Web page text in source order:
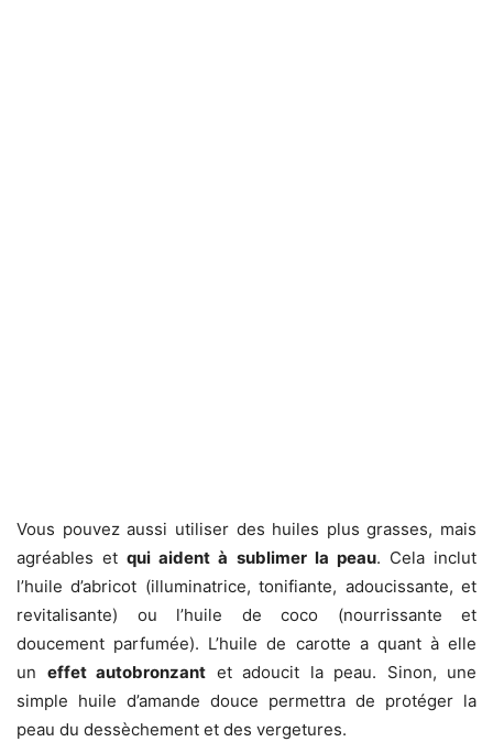
Vous pouvez aussi utiliser des huiles plus grasses, mais
agréables etqui aident à sublimer la peau. Cela inclut
l’huile d’abricot (illuminatrice, tonifiante, adoucissante, et
revitalisante) ou l’huile de coco (nourrissante et
doucement parfumée). L’huile de carotte a quant à elle
un effet autobronzant et adoucit la peau. Sinon, une
simple huile d’amande douce permettra de protéger la
peau du dessèchement et des vergetures.